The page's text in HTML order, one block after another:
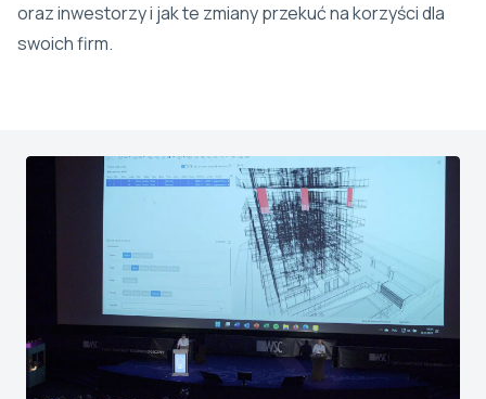
oraz inwestorzy i jak te zmiany przekuć na korzyści dla
swoich firm.